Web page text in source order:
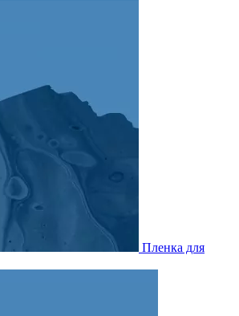
Пленка для